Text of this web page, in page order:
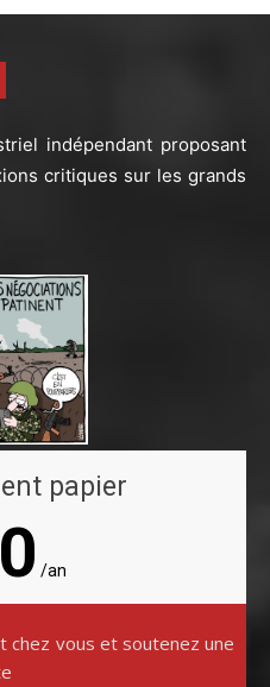
indépendant proposant
critiques sur les grands
papier
/an
chez vous et soutenez une